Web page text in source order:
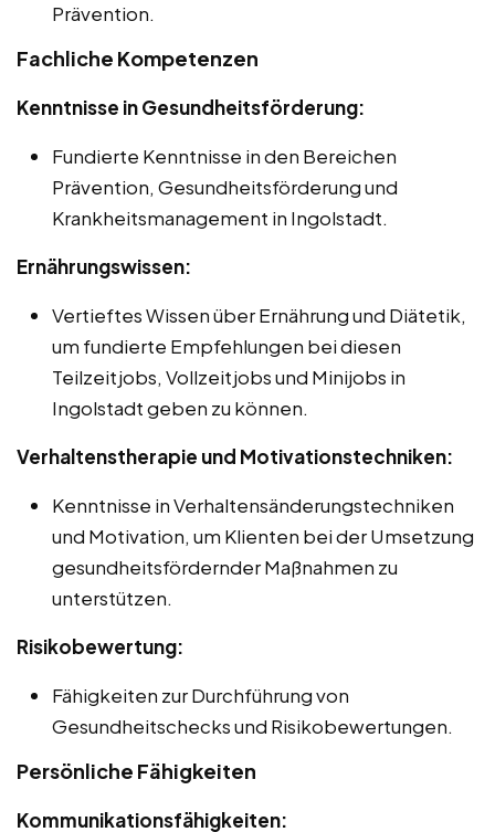
Prävention.
Fachliche Kompetenzen
Kenntnisse in Gesundheitsförderung:
Fundierte Kenntnisse in den Bereichen
Prävention, Gesundheitsförderung und
Krankheitsmanagement in Ingolstadt.
Ernährungswissen:
Vertieftes Wissen über Ernährung und Diätetik,
um fundierte Empfehlungen bei diesen
Teilzeitjobs, Vollzeitjobs und Minijobs in
Ingolstadt geben zu können.
Verhaltenstherapie und Motivationstechniken:
Kenntnisse in Verhaltensänderungstechniken
und Motivation, um Klienten bei der Umsetzung
gesundheitsfördernder Maßnahmen zu
unterstützen.
Risikobewertung:
Fähigkeiten zur Durchführung von
Gesundheitschecks und Risikobewertungen.
Persönliche Fähigkeiten
Kommunikationsfähigkeiten: